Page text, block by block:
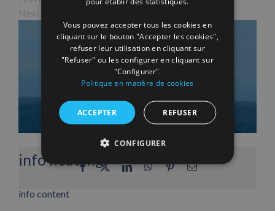
Next Image
info heading
info content
Facebook
X LinkedInWhatsApp
PinterestEmail
Vous pouvez accepter tous les cookies en
cliquant sur le bouton "Accepter les cookies",
refuser leur utilisation en cliquant sur
"Refuser" ou les configurer en cliquant sur
"Configurer".
Politique en matière de cookies
ACCEPTER REFUSER
CONFIGURER